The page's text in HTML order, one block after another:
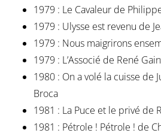
1979 : Le Cavaleur de
1979 : Ulysse est revenu de
1979 : Nous maigrirons
1979 : L’Associé de René
1980 : On a volé la cuisse de
Broca
1981 : La Puce et le privé de
1981 : Pétrole ! Pétrole ! de